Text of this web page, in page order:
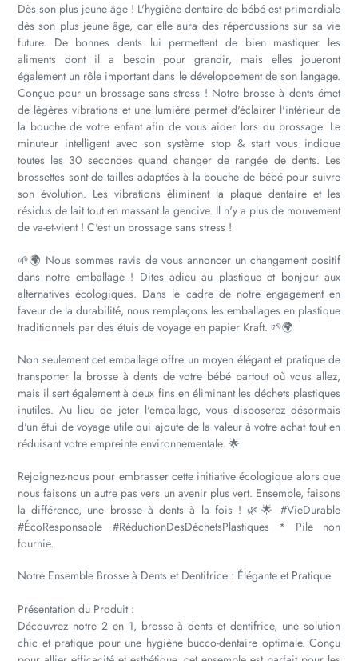
Dès son plus jeune âge ! L'hygiène dentaire de bébé est primordiale
dès son plus jeune âge, car elle aura des répercussions sur sa vie
future. De bonnes dents lui permettent de bien mastiquer les
aliments dont il a besoin pour grandir, mais elles joueront
également un rôle important dans le développement de son langage.
Conçue pour un brossage sans stress ! Notre brosse à dents émet
de légères vibrations et une lumière permet d'éclairer l'intérieur de
la bouche de votre enfant afin de vous aider lors du brossage. Le
minuteur intelligent avec son système stop & start vous indique
toutes les 30 secondes quand changer de rangée de dents. Les
brossettes sont de tailles adaptées à la bouche de bébé pour suivre
son évolution. Les vibrations éliminent la plaque dentaire et les
résidus de lait tout en massant la gencive. Il n'y a plus de mouvement
de va-et-vient ! C'est un brossage sans stress !
🌱🌍 Nous sommes ravis de vous annoncer un changement positif
dans notre emballage ! Dites adieu au plastique et bonjour aux
alternatives écologiques. Dans le cadre de notre engagement en
faveur de la durabilité, nous remplaçons les emballages en plastique
traditionnels par des étuis de voyage en papier Kraft. 🌱🌍
Non seulement cet emballage offre un moyen élégant et pratique de
transporter la brosse à dents de votre bébé partout où vous allez,
mais il sert également à deux fins en éliminant les déchets plastiques
inutiles. Au lieu de jeter l'emballage, vous disposerez désormais
d'un étui de voyage utile qui ajoute de la valeur à votre achat tout en
réduisant votre empreinte environnementale. 🌟
Rejoignez-nous pour embrasser cette initiative écologique alors que
nous faisons un autre pas vers un avenir plus vert. Ensemble, faisons
la différence, une brosse à dents à la fois ! 🌿🌟 #VieDurable
#ÉcoResponsable #RéductionDesDéchetsPlastiques * Pile non
fournie.
Notre Ensemble Brosse à Dents et Dentifrice : Élégante et Pratique
Présentation du Produit :
Découvrez notre 2 en 1, brosse à dents et dentifrice, une solution
chic et pratique pour une hygiène bucco-dentaire optimale. Conçu